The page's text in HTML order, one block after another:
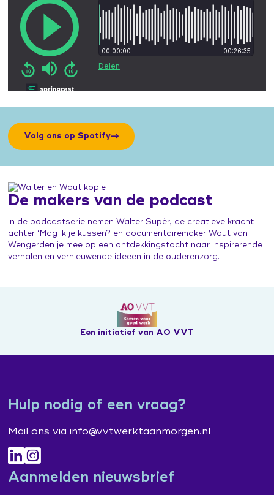
Volg ons op Spotify
De makers van de podcast
In de podcastserie nemen Walter Supèr, de creatieve kracht
achter ‘Mag ik je kussen? en documentairemaker Wout van
Wengerden je mee op een ontdekkingstocht naar inspirerende
verhalen en vernieuwende ideeën in de ouderenzorg.
Een initiatief van AO VVT
Hulp nodig of een vraag?
Mail ons via info@vvtwerktaanmorgen.nl
Aanmelden nieuwsbrief